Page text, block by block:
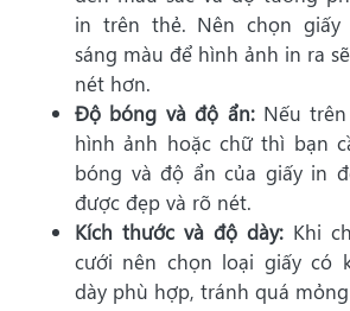
in trên thẻ. Nên chọn giấy
sáng màu để hình ảnh in ra
nét hơn.
Độ bóng và độ ẩn:Nếu trên
hình ảnh hoặc chữ thì bạn
bóng và độ ẩn của giấy in
được đẹp và rõ nét.
Kích thước và độ dày: Khi
cưới nên chọn loại giấy có
dày phù hợp, tránh quá